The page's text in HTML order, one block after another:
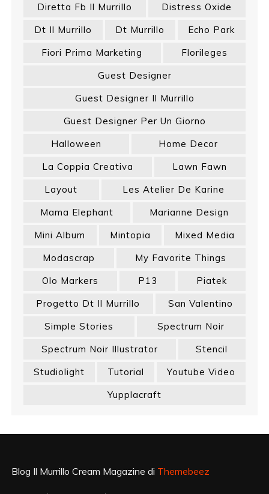
Diretta Fb Il Murrillo
Distress Oxide
Dt Il Murrillo
Dt Murrillo
Echo Park
Fiori Prima Marketing
Florileges
Guest Designer
Guest Designer Il Murrillo
Guest Designer Per Un Giorno
Halloween
Home Decor
La Coppia Creativa
Lawn Fawn
Layout
Les Atelier De Karine
Mama Elephant
Marianne Design
Mini Album
Mintopia
Mixed Media
Modascrap
My Favorite Things
Olo Markers
P13
Piatek
Progetto Dt Il Murrillo
San Valentino
Simple Stories
Spectrum Noir
Spectrum Noir Illustrator
Stencil
Studiolight
Tutorial
Youtube Video
Yupplacraft
Blog Il Murrillo Cream Magazine di Themebeez